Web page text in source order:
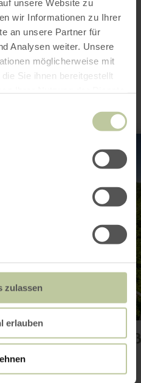
unsere Website zu
wir Informationen zu Ihrer
an unsere Partner für
Analysen weiter. Unsere
möglicherweise mit
Sie ihnen bereitgestellt
zulassen
erlauben
also be
„Kleine und